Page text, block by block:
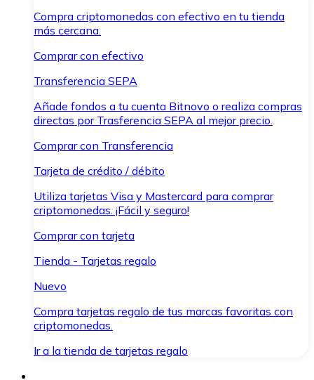
Compra criptomonedas con efectivo en tu tienda
más cercana.
Comprar con efectivo
Transferencia SEPA
Añade fondos a tu cuenta Bitnovo o realiza compras
directas por Trasferencia SEPA al mejor precio.
Comprar con Transferencia
Tarjeta de crédito / débito
Utiliza tarjetas Visa y Mastercard para comprar
criptomonedas. ¡Fácil y seguro!
Comprar con tarjeta
Tienda - Tarjetas regalo
Nuevo
Compra tarjetas regalo de tus marcas favoritas con
criptomonedas.
Ir a la tienda de tarjetas regalo